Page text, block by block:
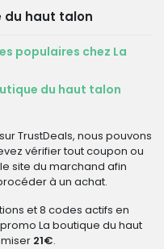
du haut talon
populaires chez La
du haut talon
TrustDeals, nous pouvons
vérifier tout coupon ou
site du marchand afin
à un achat.
et 8 codes actifs en
La boutique du haut
21€.